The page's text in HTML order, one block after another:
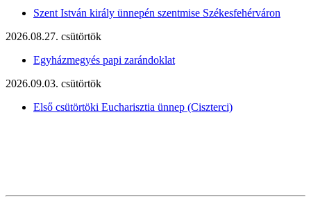
Szent István király ünnepén szentmise Székesfehérváron
2026.08.27. csütörtök
Egyházmegyés papi zarándoklat
2026.09.03. csütörtök
Első csütörtöki Eucharisztia ünnep (Ciszterci)